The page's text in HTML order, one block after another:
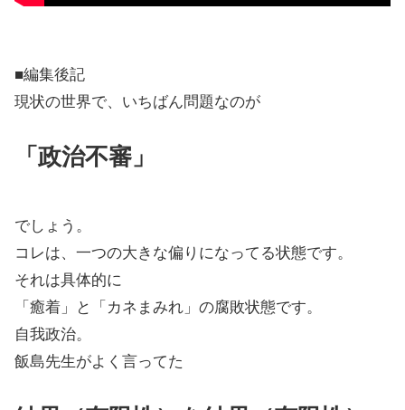
■編集後記
現状の世界で、いちばん問題なのが
「政治不審」
でしょう。
コレは、一つの大きな偏りになってる状態です。
それは具体的に
「癒着」と「カネまみれ」の腐敗状態です。
自我政治。
飯島先生がよく言ってた